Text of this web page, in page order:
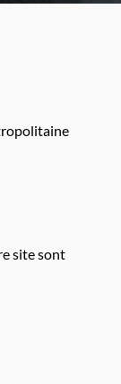
site sont